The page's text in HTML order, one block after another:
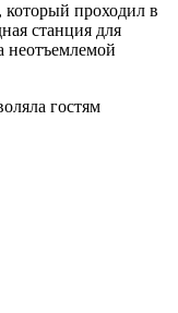
проходил в
станция для
неотъемлемой
гостям